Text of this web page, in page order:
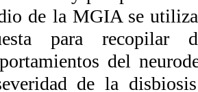
de la MGIA se
para recopilar
del
de la